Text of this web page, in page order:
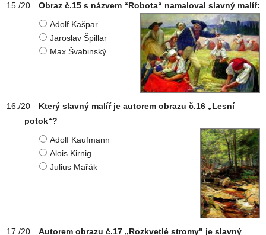
Obraz č.15 s názvem “Robota“ namaloval slavný malíř:
Adolf Kašpar
Jaroslav Špillar
Max Švabinský
Který slavný malíř je autorem obrazu č.16 „Lesní
potok“?
Adolf Kaufmann
Alois Kirnig
Julius Mařák
Autorem obrazu č.17 „Rozkvetlé stromy" je slavný